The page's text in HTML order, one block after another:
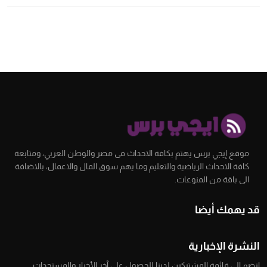
موقع إيجي برس يهتم بكافة الاحداث فى مصر والوطن العربي، ومتابعة
كافة الاحداث الرياضية والتعليم وما يهم سوق المال والاعمال، بالاضافة
الى باقة من المنوعات.
قد يهمك أيضا
النشرة الإخبارية